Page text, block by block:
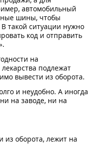
автомобильный
шины, чтобы
такой ситуации нужно
код и отправить
на
подлежат
вывести из оборота.
и неудобно. А иногда
на заводе, ни на
из оборота, лежит на